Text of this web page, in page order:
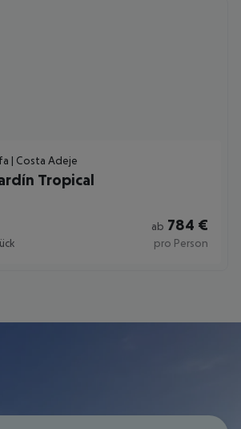
| Costa Adeje
Tropical
ab 784 €
pro Person